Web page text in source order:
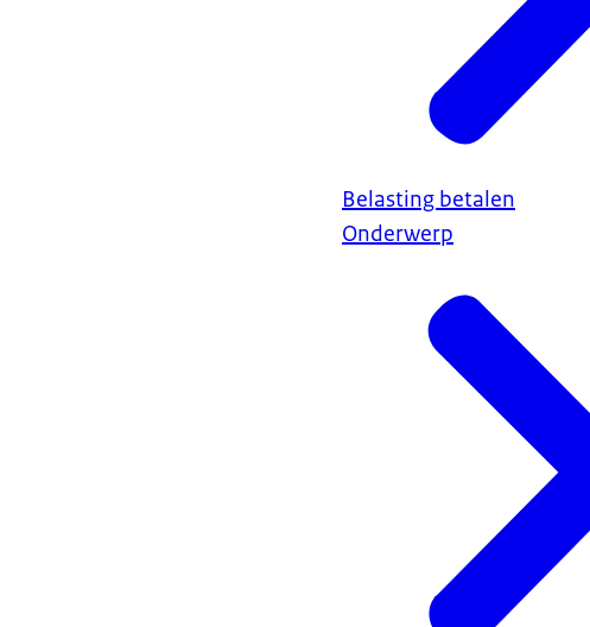
Belasting betalen
Onderwerp